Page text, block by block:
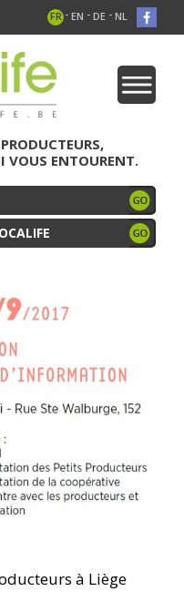
FR - EN - DE - NL
VOUS ENTOURENT.
à Liège